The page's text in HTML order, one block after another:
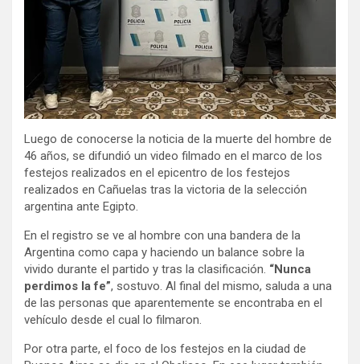
Luego de conocerse la noticia de la muerte del hombre de
46 años, se difundió un video filmado en el marco de los
festejos realizados en el epicentro de los festejos
realizados en Cañuelas tras la victoria de la selección
argentina ante Egipto.
En el registro se ve al hombre con una bandera de la
Argentina como capa y haciendo un balance sobre la
vivido durante el partido y tras la clasificación. “Nunca
perdimos la fe”, sostuvo. Al final del mismo, saluda a una
de las personas que aparentemente se encontraba en el
vehículo desde el cual lo filmaron.
Por otra parte, el foco de los festejos en la ciudad de